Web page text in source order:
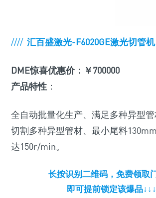
//// 汇百盛激光-F6020GE激光切管机
DME惊喜优惠价：￥700000
产品特性 ：
全自动批量化生产、满足多种异型
切割多种异型管材、最小尾料
达150r/min。
长按识别二维码，免费领取
即可提前锁定该爆品↓↓↓